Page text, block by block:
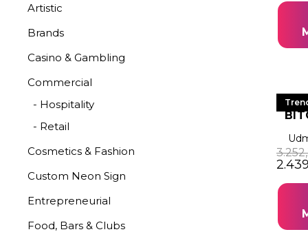
Artistic
Brands
Casino & Gambling
Commercial
- Hospitality
- Retail
Cosmetics & Fashion
Custom Neon Sign
Entrepreneurial
Food, Bars & Clubs
Den